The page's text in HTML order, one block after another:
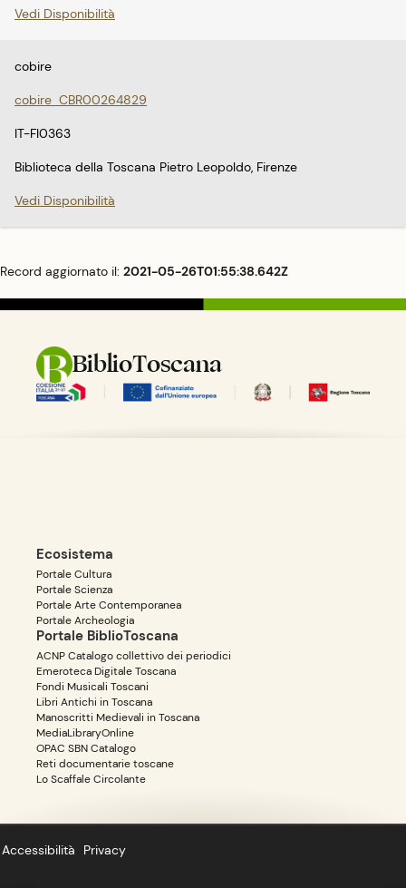
Vedi Disponibilità
cobire
cobire_CBR00264829
IT-FI0363
Biblioteca della Toscana Pietro Leopoldo, Firenze
Vedi Disponibilità
Record aggiornato il: 2021-05-26T01:55:38.642Z
BiblioToscana
Ecosistema
Portale Cultura
Portale Scienza
Portale Arte Contemporanea
Portale Archeologia
Portale BiblioToscana
ACNP Catalogo collettivo dei periodici
Emeroteca Digitale Toscana
Fondi Musicali Toscani
Libri Antichi in Toscana
Manoscritti Medievali in Toscana
MediaLibraryOnline
OPAC SBN Catalogo
Reti documentarie toscane
Lo Scaffale Circolante
Accessibilità Privacy